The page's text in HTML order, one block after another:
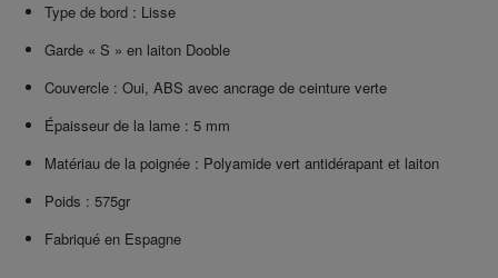
Type de bord : Lisse
Garde « S » en laiton Dooble
Couvercle : Oui, ABS avec ancrage de ceinture verte
Épaisseur de la lame : 5 mm
Matériau de la poignée : Polyamide vert antidérapant et laiton
Poids : 575gr
Fabriqué en Espagne